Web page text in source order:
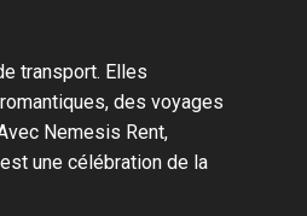
transport. Elles
des voyages
Nemesis Rent,
une célébration de la